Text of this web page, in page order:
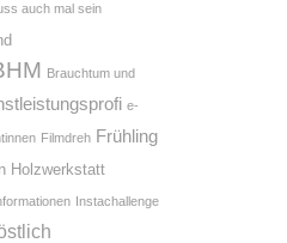
auch mal sein
Brauchtum und
e-
Filmdreh Frühling
Holzwerkstatt
Instachallenge